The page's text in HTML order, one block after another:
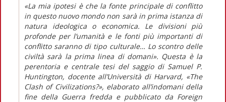
«La mia ipotesi è che la fonte principale di conflitto
in questo nuovo mondo non sarà in prima istanza di
natura ideologica o economica. Le divisioni più
profonde per l’umanità e le fonti più importanti di
conflitto saranno di tipo culturale… Lo scontro delle
civiltà sarà la prima linea di domani». Questa è la
perentoria e centrale tesi del saggio di Samuel P.
Huntington, docente all’Università di Harvard, «The
Clash of Civilizations?», elaborato all’indomani della
fine della Guerra fredda e pubblicato da Foreign